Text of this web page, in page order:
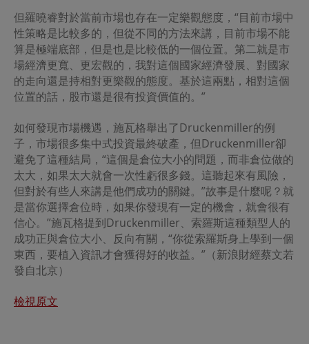
但羅曉睿對於當前市場也存在一定樂觀態度，“目前市場中
性策略是比較多的，但從不同的方法來講，目前市場不能
算是極端底部，但是也是比較低的一個位置。第二就是市
場經濟更寬、更宏觀的，我對這個國家經濟發展、對國家
的走向還是持相對更樂觀的態度。基於這兩點，相對這個
位置的話，股市還是很有投資價值的。”
如何發現市場機遇，施瓦格舉出了Druckenmiller的例
子，市場很多集中式投資最終破產，但Druckenmiller卻
避免了這種結局，“這個是倉位大小的問題，而非倉位做的
太大，如果太大就會一次性虧很多錢。這聽起來有風險，
但對於有些人來講是他們成功的關鍵。”故事是什麼呢？就
是當你選擇倉位時，如果你發現有一定的機會，就會很有
信心。”施瓦格提到Druckenmiller、索羅斯這種類型人的
成功正與倉位大小、反向有關，“你從索羅斯身上學到一個
東西，要植入資訊才會獲得好的收益。”（新浪財經蔡文若
發自北京）
檢視原文